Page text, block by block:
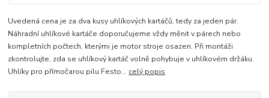
Uvedená cena je za dva kusy uhlíkových kartáčů, tedy za jeden pár.
Náhradní uhlíkové kartáče doporučujeme vždy měnit v párech nebo
kompletních počtech, kterými je motor stroje osazen. Při montáži
zkontrolujte, zda se uhlíkový kartáč volně pohybuje v uhlíkovém držáku.
Uhlíky pro přímočarou pilu Festo... celý popis